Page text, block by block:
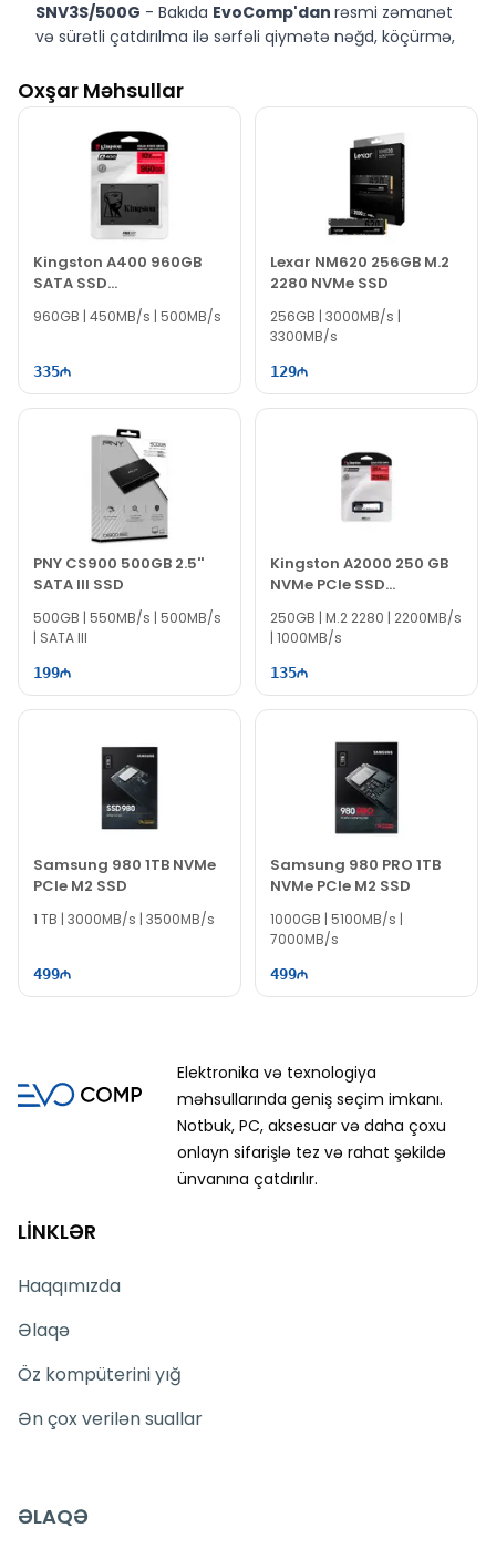
SNV3S/500G - Bakıda EvoComp'dan rəsmi zəmanət
və sürətli çatdırılma ilə sərfəli qiymətə nəğd, köçürmə,
Oxşar Məhsullar
Kingston A400 960GB
SATA SSD
SA400S37/960G
960GB | 450MB/s | 500MB/s
335
Lexar NM620 256GB M.2
2280 NVMe SSD
256GB | 3000MB/s |
3300MB/s
129
PNY CS900 500GB 2.5''
SATA III SSD
500GB | 550MB/s | 500MB/s
| SATA III
199
Kingston A2000 250 GB
NVMe PCIe SSD
SA2000M8/250G
250GB | M.2 2280 | 2200MB/s
| 1000MB/s
135
Samsung 980 1TB NVMe
PCIe M2 SSD
1 TB | 3000MB/s | 3500MB/s
499
Samsung 980 PRO 1TB
NVMe PCIe M2 SSD
1000GB | 5100MB/s |
7000MB/s
499
Elektronika və texnologiya
məhsullarında geniş seçim imkanı.
Notbuk, PC, aksesuar və daha çoxu
onlayn sifarişlə tez və rahat şəkildə
ünvanına çatdırılır.
LİNKLƏR
Haqqımızda
Əlaqə
Öz kompüterini yığ
Ən çox verilən suallar
ƏLAQƏ